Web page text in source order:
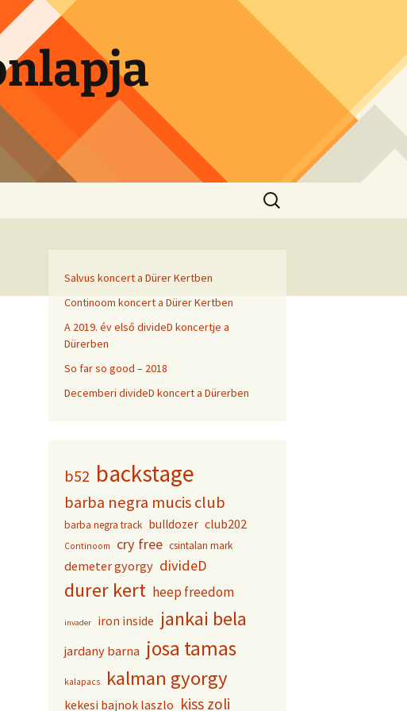
Search
for:
Salvus koncert a Dürer Kertben
Continoom koncert a Dürer Kertben
A 2019. év első divideD koncertje a
Dürerben
So far so good – 2018
Decemberi divideD koncert a Dürerben
b52 backstage
barba negra mucis club
barba negra track bulldozer club202
Continoom cry free csintalan mark
demeter gyorgy divideD
durer kert heep freedom
invader iron inside jankai bela
jardany barna josa tamas
kalapacs kalman gyorgy
kekesi bajnok laszlo kiss zoli